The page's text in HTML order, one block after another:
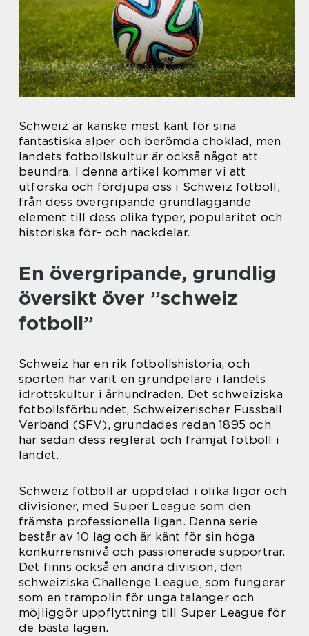
Schweiz är kanske mest känt för sina
fantastiska alper och berömda choklad, men
landets fotbollskultur är också något att
beundra. I denna artikel kommer vi att
utforska och fördjupa oss i Schweiz fotboll,
från dess övergripande grundläggande
element till dess olika typer, popularitet och
historiska för- och nackdelar.
En övergripande, grundlig
översikt över ”schweiz
fotboll”
Schweiz har en rik fotbollshistoria, och
sporten har varit en grundpelare i landets
idrottskultur i århundraden. Det schweiziska
fotbollsförbundet, Schweizerischer Fussball
Verband (SFV), grundades redan 1895 och
har sedan dess reglerat och främjat fotboll i
landet.
Schweiz fotboll är uppdelad i olika ligor och
divisioner, med Super League som den
främsta professionella ligan. Denna serie
består av 10 lag och är känt för sin höga
konkurrensnivå och passionerade supportrar.
Det finns också en andra division, den
schweiziska Challenge League, som fungerar
som en trampolin för unga talanger och
möjliggör uppflyttning till Super League för
de bästa lagen.